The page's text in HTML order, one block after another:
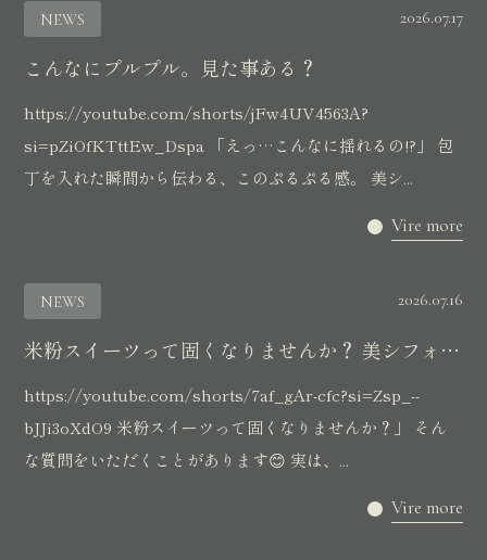
NEWS 2026.07.17
こんなにプルプル。見た事ある？
https://youtube.com/shorts/jFw4UV4563A?
si=pZiOfKTttEw_Dspa 「えっ…こんなに揺れるの!?」 包
丁を入れた瞬間から伝わる、このぷるぷる感。 美シ...
Vire more
NEWS 2026.07.16
米粉スイーツって固くなりませんか？ 美シフォン®️は翌日でもふわ...
https://youtube.com/shorts/7af_gAr-cfc?si=Zsp_--
bJJi3oXdO9 米粉スイーツって固くなりませんか？」 そん
な質問をいただくことがあります😊 実は、...
Vire more